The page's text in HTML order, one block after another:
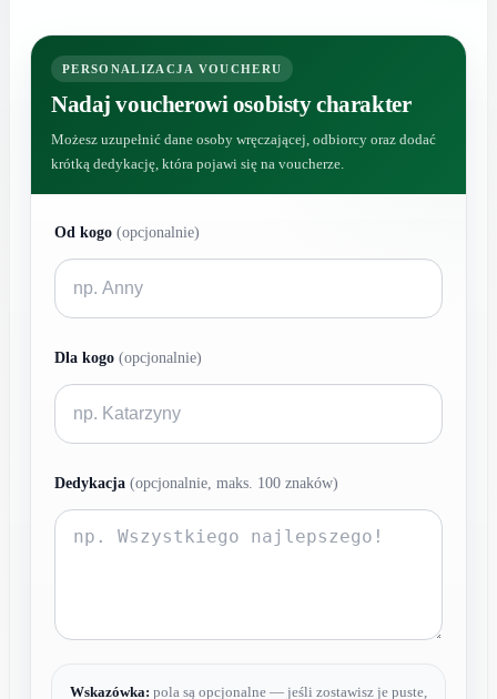
PERSONALIZACJA VOUCHERU
Nadaj voucherowi osobisty charakter
Możesz uzupełnić dane osoby wręczającej, odbiorcy oraz dodać
krótką dedykację, która pojawi się na voucherze.
Od kogo (opcjonalnie)
Dla kogo (opcjonalnie)
Dedykacja (opcjonalnie, maks. 100 znaków)
Wskazówka: pola są opcjonalne — jeśli zostawisz je puste,